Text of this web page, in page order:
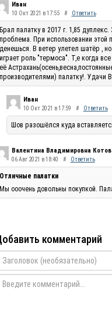
Иван
10 Окт 2021 в 17:55 # Ответить
Брал палатку в 2017 г. 1,85
проблема. При использовании этой
денешься. В ветер улетел шатёр ,
играет роль "термоса". Т,е когда
её
производителями) палатку!. Удачи
Иван
10 Окт 2021 в 17:59 # Ответить
Шов разошёлся куда
Валентина Владимировна
06 Авг 2021 в 18:40 # Ответить
Отличные палатки
Мы ооочень довольны покупкой.
комментарий